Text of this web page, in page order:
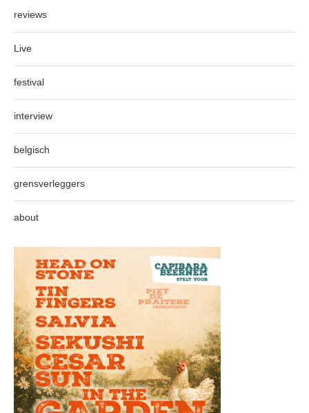
reviews
Live
festival
interview
belgisch
grensverleggers
about